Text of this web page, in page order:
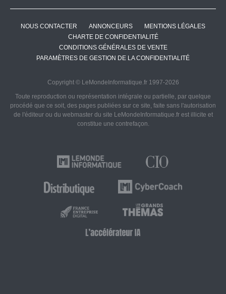
NOUS CONTACTER ANNONCEURS
MENTIONS LÉGALES
CHARTE DE CONFIDENTIALITÉ
CONDITIONS GÉNÉRALES DE VENTE
PARAMÈTRES DE GESTION DE LA CONFIDENTIALITÉ
Copyright © LeMondeInformatique.fr 1997-2026
Toute reproduction ou représentation intégrale ou partielle, par quelque
procédé que ce soit, des pages publiées sur ce site, faite sans l'autorisation
de l'éditeur ou du webmaster du site LeMondeInformatique.fr est illicite et
constitue une contrefaçon.